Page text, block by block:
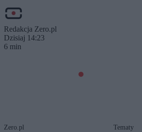
Redakcja Zero.pl
Dzisiaj 14:23
6 min
Zero.pl Tematy